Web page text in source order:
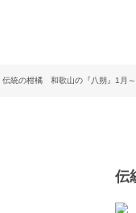
伝統の柑橘 和歌山の『八朔』1月～
伝